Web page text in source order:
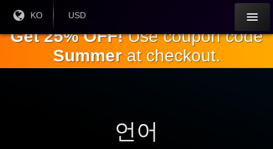
내
용
으
현재
KO
현재 통
USD
Get 25% OFF!Use coupon code
Summerat checkout.
언어